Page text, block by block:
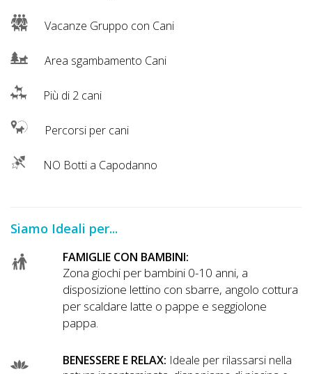
Vacanze Gruppo con Cani
Area sgambamento Cani
Più di 2 cani
Percorsi per cani
NO Botti a Capodanno
Siamo Ideali per...
FAMIGLIE CON BAMBINI:
Zona giochi per bambini 0-10 anni, a
disposizione lettino con sbarre, angolo cottura
per scaldare latte o pappe e seggiolone
pappa.
BENESSERE E RELAX: Ideale per rilassarsi nella